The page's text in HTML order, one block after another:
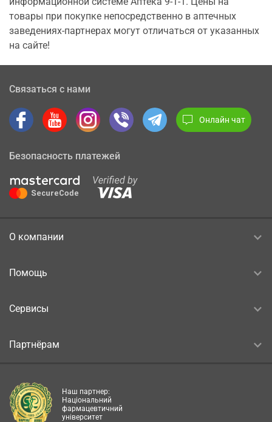
товары при покупке непосредственно в аптечных
заведениях-партнерах могут отличаться от указанных
на сайте!
Связаться с нами
Онлайн чат
Безопасность платежей
О компании
Помощь
Сервисы
Партнёрам
Наш партнер:
Національний
фармацевтичний
університет